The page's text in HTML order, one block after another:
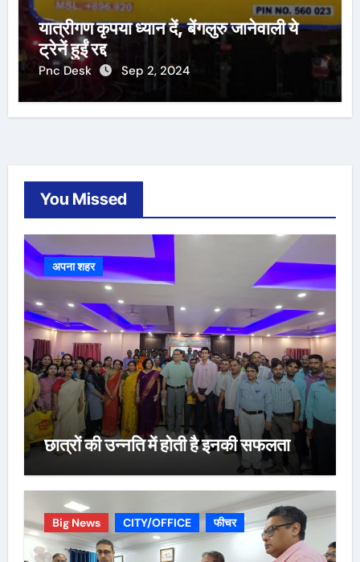
यात्रीगण कृपया ध्यान दें, बेंगलुरु जानेवाली ये
ट्रेनें हुईं रद्द
Pnc Desk Sep 2, 2024
You Missed
अपना शहर
छात्रों की उन्नति में होती है इनकी सफलता
Big News CITY/OFFICE फीचर